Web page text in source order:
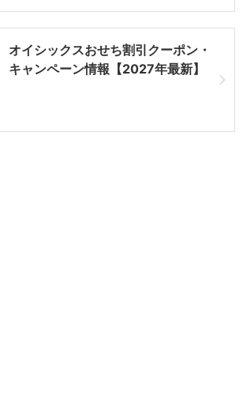
オイシックスおせち割引クーポン・
キャンペーン情報【2027年最新】